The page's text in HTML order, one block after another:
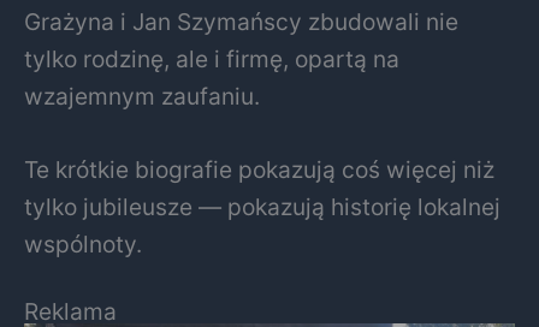
Grażyna i Jan Szymańscy zbudowali nie
tylko rodzinę, ale i firmę, opartą na
wzajemnym zaufaniu.
Te krótkie biografie pokazują coś więcej niż
tylko jubileusze — pokazują historię lokalnej
wspólnoty.
Reklama